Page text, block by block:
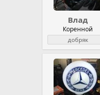
Влад
Коренной
добряк